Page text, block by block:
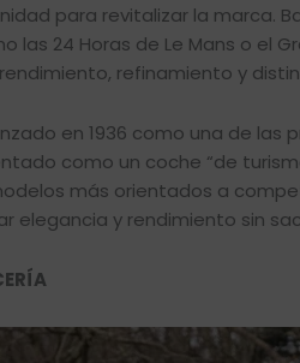
para revitalizar la marca.
las 24 Horas de Le Mans o el
refinamiento y
en 1936 como una de
como un coche “de
más orientados a
elegancia y rendimiento sin